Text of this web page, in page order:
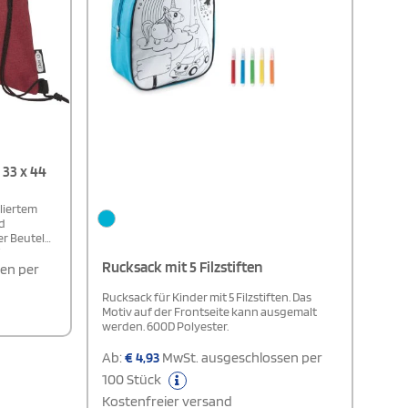
x 44
Beutel
trägt
per
Rucksack mit 5 Filzstiften
Rucksack für Kinder mit 5 Filzstiften. Das
Motiv auf der Frontseite kann ausgemalt
werden. 600D Polyester.
Ab:€4,93MwSt. ausgeschlossen per
100 Stück
Kostenfreier versand